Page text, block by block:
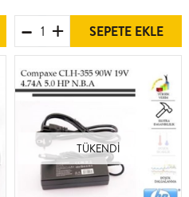
SEPETE EKLE
TÜKENDI